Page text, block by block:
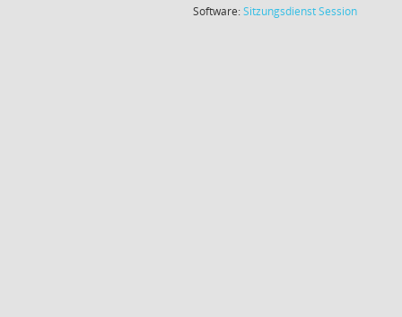
Software:SitzungsdienstSession(Wird in